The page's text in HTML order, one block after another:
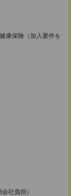
康保険（加入要件を
社負担）